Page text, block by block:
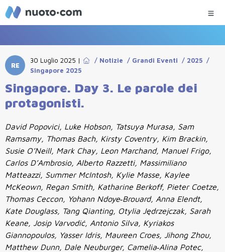
RE
30 Luglio 2025 | / Notizie / Grandi Eventi / 2025 /
Singapore 2025
Singapore. Day 3. Le parole dei
protagonisti.
David Popovici, Luke Hobson, Tatsuya Murasa, Sam
Ramsamy, Thomas Bach, Kirsty Coventry, Kim Brackin,
Susie O’Neill, Mark Chay, Leon Marchand, Manuel Frigo,
Carlos D’Ambrosio, Alberto Razzetti, Massimiliano
Matteazzi, Summer McIntosh, Kylie Masse, Kaylee
McKeown, Regan Smith, Katharine Berkoff, Pieter Coetze,
Thomas Ceccon, Yohann Ndoye‑Brouard, Anna Elendt,
Kate Douglass, Tang Qianting, Otylia Jędrzejczak, Sarah
Keane, Josip Varvodić, Antonio Silva, Kyriakos
Giannopoulos, Yasser Idris, Maureen Croes, Jihong Zhou,
Matthew Dunn, Dale Neuburger, Camelia‑Alina Potec,